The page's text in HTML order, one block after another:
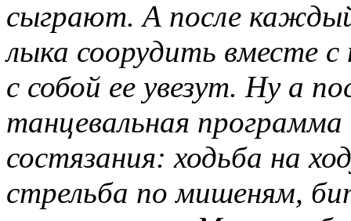
сыграют. А после
лыка соорудить вместе
с собой ее увезут. Ну а
танцевальная
состязания: ходьба на
стрельба по мишеням,